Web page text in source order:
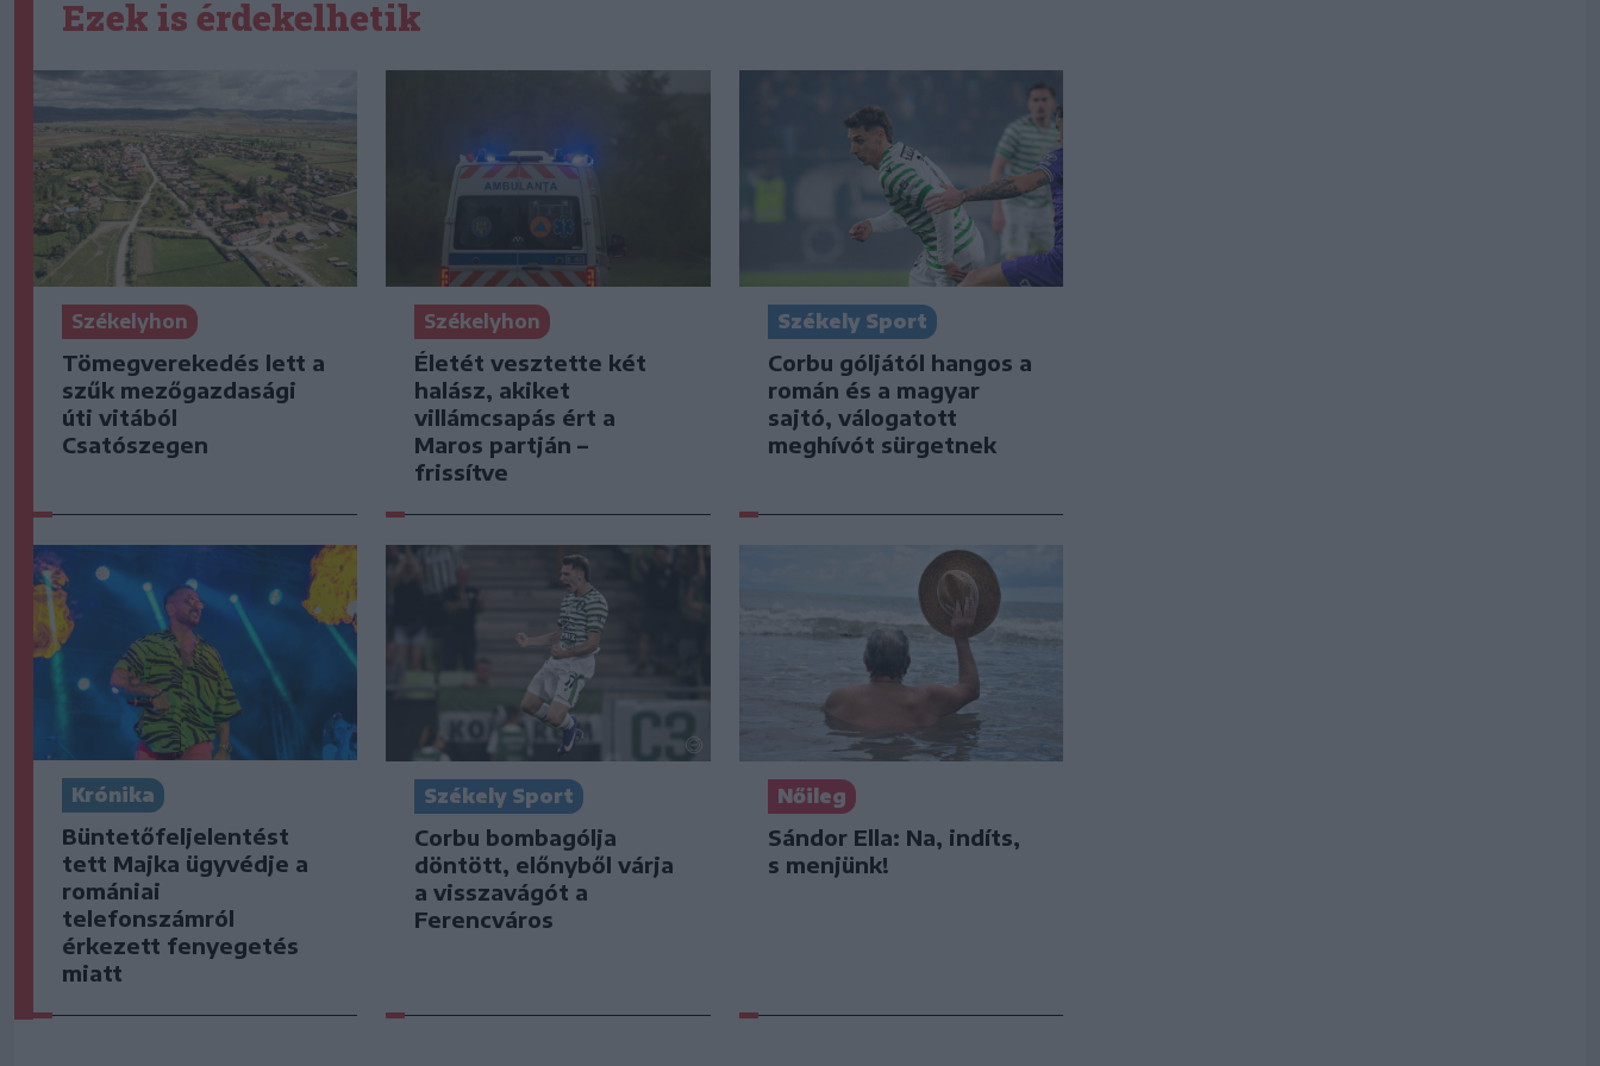
Ezek is érdekelhetik
Székelyhon
Tömegverekedés lett a
szűk mezőgazdasági
úti vitából
Csatószegen
Székelyhon
Életét vesztette két
halász, akiket
villámcsapás ért a
Maros partján –
frissítve
Székely Sport
Corbu góljától hangos a
román és a magyar
sajtó, válogatott
meghívót sürgetnek
Krónika
Büntetőfeljelentést
tett Majka ügyvédje a
romániai
telefonszámról
érkezett fenyegetés
miatt
Székely Sport
Corbu bombagólja
döntött, előnyből várja
a visszavágót a
Ferencváros
Nőileg
Sándor Ella: Na, indíts,
s menjünk!